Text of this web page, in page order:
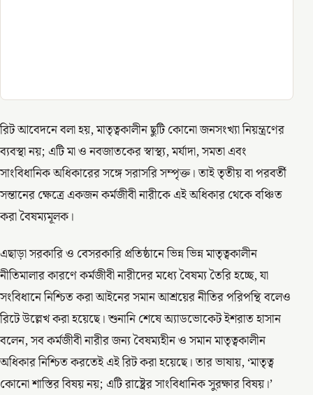
রিট আবেদনে বলা হয়, মাতৃত্বকালীন ছুটি কোনো জনসংখ্যা নিয়ন্ত্রণের
ব্যবস্থা নয়; এটি মা ও নবজাতকের স্বাস্থ্য, মর্যাদা, সমতা এবং
সাংবিধানিক অধিকারের সঙ্গে সরাসরি সম্পৃক্ত। তাই তৃতীয় বা পরবর্তী
সন্তানের ক্ষেত্রে একজন কর্মজীবী নারীকে এই অধিকার থেকে বঞ্চিত
করা বৈষম্যমূলক।
এছাড়া সরকারি ও বেসরকারি প্রতিষ্ঠানে ভিন্ন ভিন্ন মাতৃত্বকালীন
নীতিমালার কারণে কর্মজীবী নারীদের মধ্যে বৈষম্য তৈরি হচ্ছে, যা
সংবিধানে নিশ্চিত করা আইনের সমান আশ্রয়ের নীতির পরিপন্থি বলেও
রিটে উল্লেখ করা হয়েছে। শুনানি শেষে অ্যাডভোকেট ইশরাত হাসান
বলেন, সব কর্মজীবী নারীর জন্য বৈষম্যহীন ও সমান মাতৃত্বকালীন
অধিকার নিশ্চিত করতেই এই রিট করা হয়েছে। তার ভাষায়, ‘মাতৃত্ব
কোনো শাস্তির বিষয় নয়; এটি রাষ্ট্রের সাংবিধানিক সুরক্ষার বিষয়।’